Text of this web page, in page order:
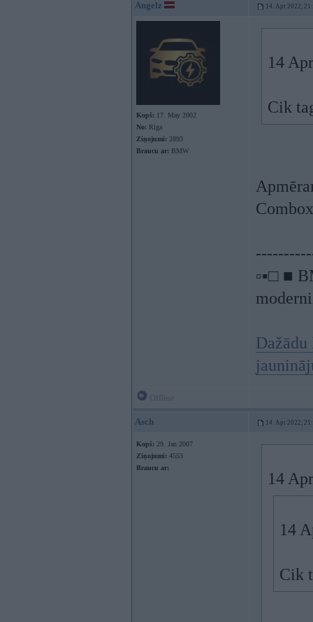
Angelz 14. Apr 2022,
Kopš: 17. May 2002
No: Rīga
Ziņojumi: 2893
Braucu ar: BMW
14
Cik
▫▪□ ■
Asch 14. Apr 2022,
Kopš: 29. Jan 2007
Ziņojumi: 4553
Braucu ar:
14
14
Cik